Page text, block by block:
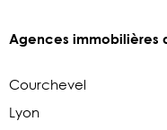
Agences immobilières
Courchevel
Lyon